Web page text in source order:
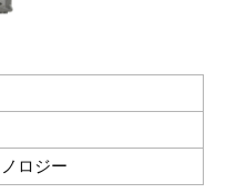
ロジー